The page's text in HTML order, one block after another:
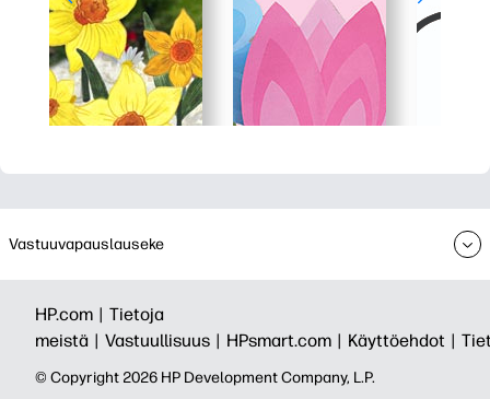
Vastuuvapauslauseke
HP.com | Tietoja
meistä | Vastuullisuus | HPsmart.com | Käyttöehdot |
© Copyright 2026 HP Development Company, L.P.